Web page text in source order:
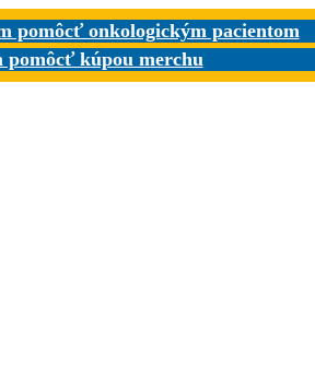
pomôcť onkologickým pacientom
pomôcť kúpou merchu